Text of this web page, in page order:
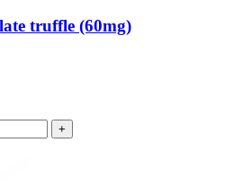
truffle (60mg)
+